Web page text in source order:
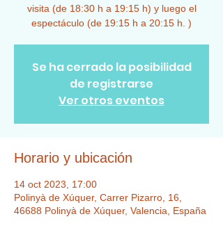
visita (de 18:30 h a 19:15 h) y luego el
espectáculo (de 19:15 h a 20:15 h. )
Se ha cerrado la posibilidad
de registrarse
Ver otros eventos
Horario y ubicación
14 oct 2023, 17:00
Polinyà de Xúquer, Carrer Pizarro, 16,
46688 Polinyà de Xúquer, Valencia, España